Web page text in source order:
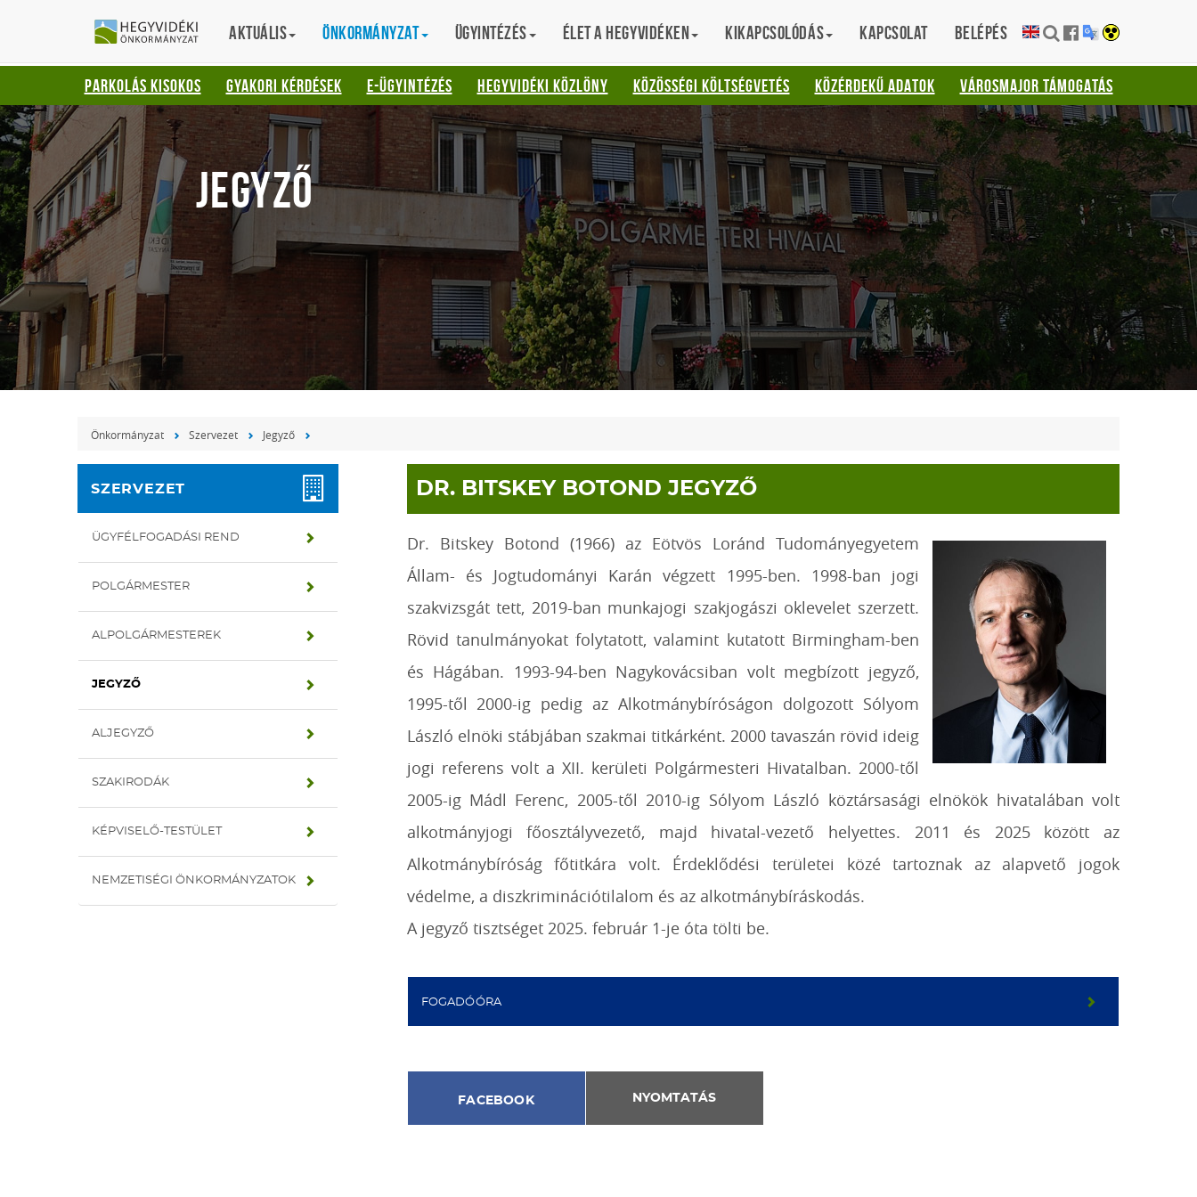
Bejelentkezés:
"L"
HEGYVIDÉKI
ÖNKORMÁNYZAT
Aktuális Önkormányzat Ügyintézés Élet a hegyvidéken Kikapcsolódás Kapcsolat Belépés
English Translation
PARKOLÁS KISOKOS GYAKORI KÉRDÉSEK E-ÜGYINTÉZÉS HEGYVIDÉKI KÖZLÖNY KÖZÖSSÉGI KÖLTSÉGVETÉS KÖZÉRDEKŰ ADATOK VÁROSMAJOR TÁMOGATÁS
JEGYZŐ
Önkormányzat Szervezet Jegyző
SZERVEZET
ÜGYFÉLFOGADÁSI REND
POLGÁRMESTER
ALPOLGÁRMESTEREK
JEGYZŐ
ALJEGYZŐ
SZAKIRODÁK
KÉPVISELŐ-TESTÜLET
NEMZETISÉGI ÖNKORMÁNYZATOK
DR. BITSKEY BOTOND JEGYZŐ
Dr. Bitskey Botond (1966) az Eötvös Loránd Tudományegyetem
Állam- és Jogtudományi Karán végzett 1995-ben. 1998-ban jogi
szakvizsgát tett, 2019-ban munkajogi szakjogászi oklevelet szerzett.
Rövid tanulmányokat folytatott, valamint kutatott Birmingham-ben
és Hágában. 1993-94-ben Nagykovácsiban volt megbízott jegyző,
1995-től 2000-ig pedig az Alkotmánybíróságon dolgozott Sólyom
László elnöki stábjában szakmai titkárként. 2000 tavaszán rövid ideig
jogi referens volt a XII. kerületi Polgármesteri Hivatalban. 2000-től
2005-ig Mádl Ferenc, 2005-től 2010-ig Sólyom László köztársasági elnökök hivatalában volt
alkotmányjogi főosztályvezető, majd hivatal-vezető helyettes. 2011 és 2025 között az
Alkotmánybíróság főtitkára volt. Érdeklődési területei közé tartoznak az alapvető jogok
védelme, a diszkriminációtilalom és az alkotmánybíráskodás.
A jegyző tisztséget 2025. február 1-je óta tölti be.
FOGADÓÓRA
FACEBOOK NYOMTATÁS